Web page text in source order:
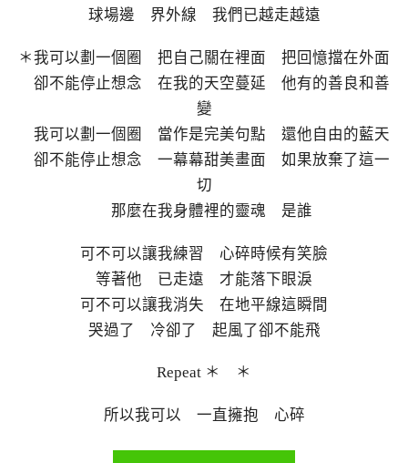
球場邊 界外線 我們已越走越遠
＊我可以劃一個圈 把自己關在裡面 把回憶擋在外面
卻不能停止想念 在我的天空蔓延 他有的善良和善
變
我可以劃一個圈 當作是完美句點 還他自由的藍天
卻不能停止想念 一幕幕甜美畫面 如果放棄了這一
切
那麼在我身體裡的靈魂 是誰
可不可以讓我練習 心碎時候有笑臉
等著他 已走遠 才能落下眼淚
可不可以讓我消失 在地平線這瞬間
哭過了 冷卻了 起風了卻不能飛
Repeat ＊ ＊
所以我可以 一直擁抱 心碎